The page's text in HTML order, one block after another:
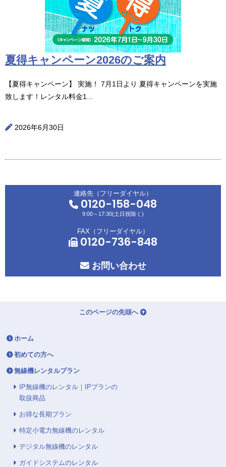
夏得キャンペーン2026のご案内
【夏得キャンペーン】 実施！ 7月1日より 夏得キャンペーンを実施
致します！レンタル料金1...
2026年6月30日
連絡先（フリーダイヤル）
0120-158-048
9:00～17:30(土日祝除く)
FAX（フリーダイヤル）
0120-736-848
お問い合わせ
このページの先頭へ
ホーム
初めての方へ
無線機レンタルプラン
IP無線機のレンタル｜IPプランの
取扱商品
お得な長期プラン
特定小電力無線機のレンタル
デジタル無線機のレンタル
ガイドシステムのレンタル